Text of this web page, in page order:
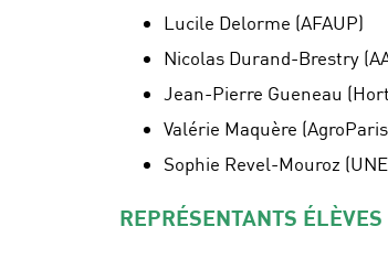
Lucile Delorme (AFAUP)
Nicolas Durand-Brestry
Jean-Pierre Gueneau
Valérie Maquère
Sophie Revel-Mouroz
REPRÉSENTANTS ÉLÈVES